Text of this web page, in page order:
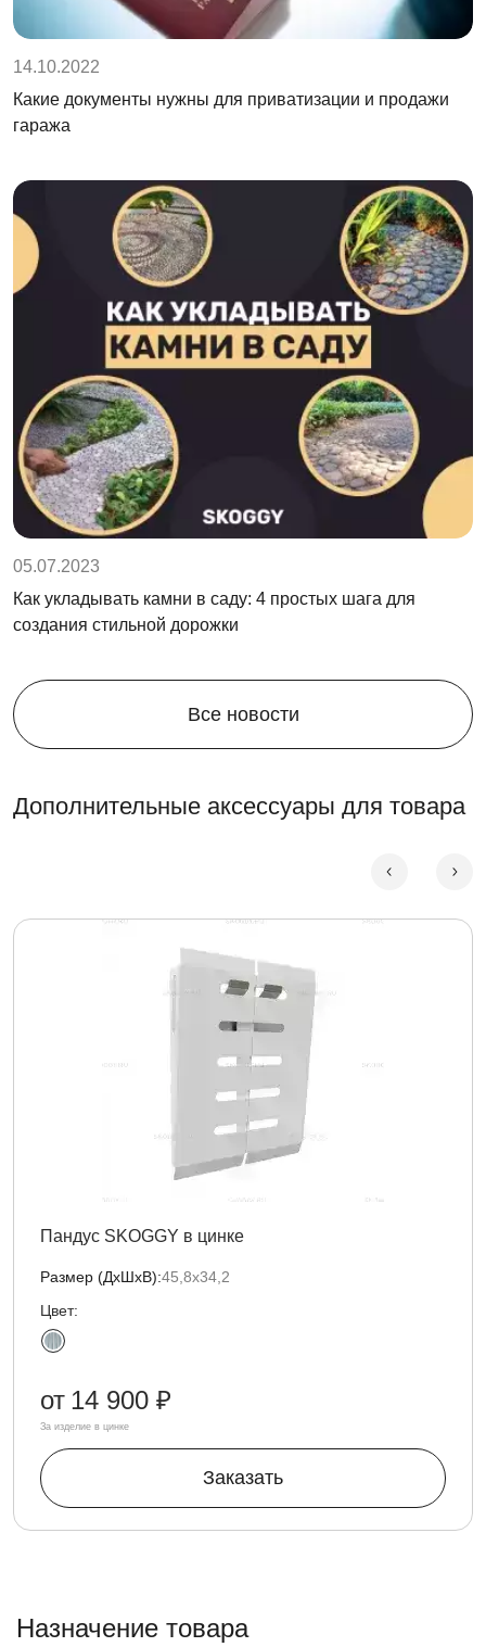
14.10.2022
Какие документы нужны для приватизации и продажи
гаража
05.07.2023
Как укладывать камни в саду: 4 простых шага для
создания стильной дорожки
Все новости
Дополнительные аксессуары для товара
Пандус SKOGGY в цинке
Размер (ДxШxВ):45,8х34,2
Цвет:
от 14 900 ₽
За изделие в цинке
Заказать
Назначение товара